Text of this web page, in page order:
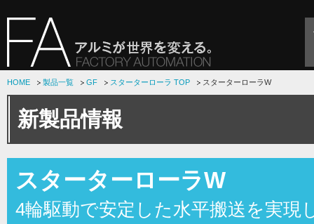
HOME 製品一覧 GF スターターローラ TOP スターターローラW
新製品情報
スターターローラW
4輪駆動で安定した水平搬送を実現